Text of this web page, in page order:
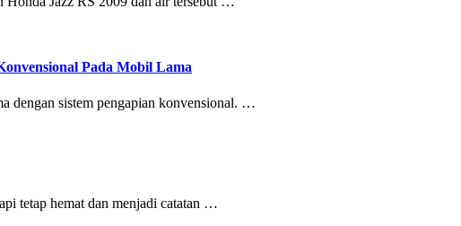
Pada Mobil Lama
dengan sistem pengapian konvensional. …
tetap hemat dan menjadi catatan …